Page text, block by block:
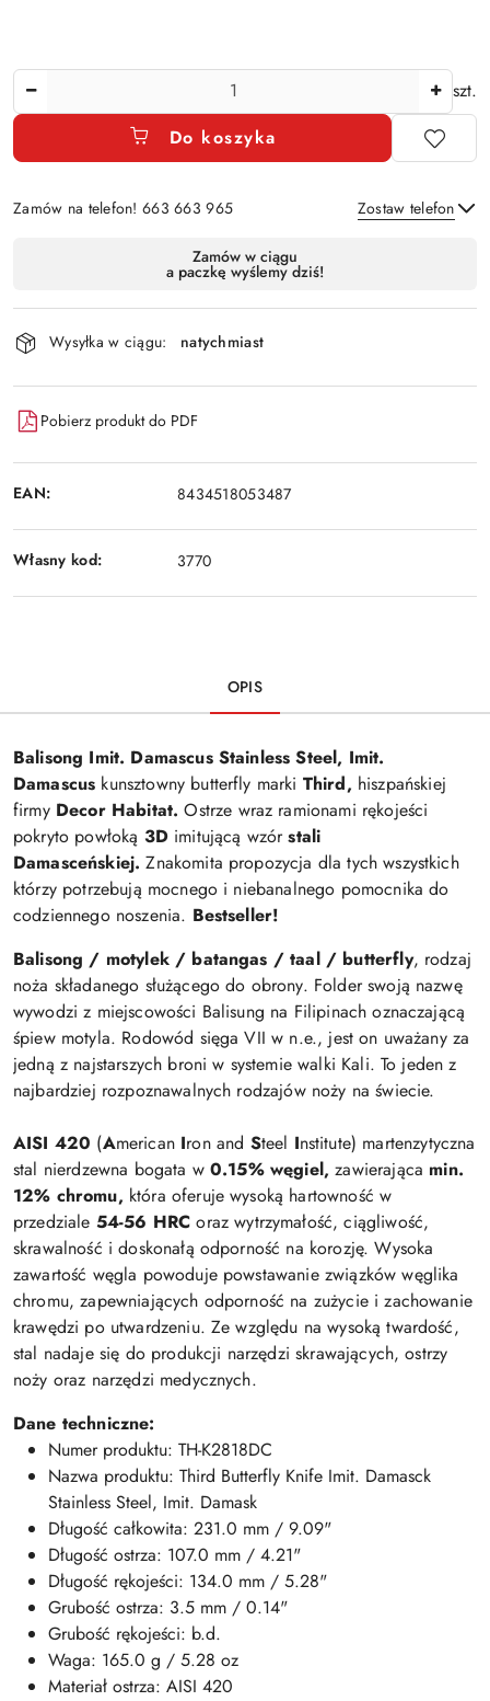
szt.
Do koszyka
Zamów na telefon! 663 663 965 Zostaw telefon
Wyślij
dostawa
Zamów w ciągu
a paczkę wyślemy dziś!
Wysyłka w ciągu: natychmiast
Pobierz produkt do PDF
EAN: 8434518053487
Własny kod: 3770
OPIS
Balisong Imit. Damascus Stainless Steel, Imit.
Damascus kunsztowny butterfly marki Third, hiszpańskiej
firmy Decor Habitat.Ostrze wraz ramionami rękojeści
pokryto powłoką 3Dimitującą wzórstali
Damasceńskiej.Znakomita propozycja dla tych wszystkich
którzy potrzebują mocnego i niebanalnego pomocnika do
codziennego noszenia. Bestseller!
Balisong / motylek / batangas / taal / butterfly, rodzaj
noża składanego służącego do obrony. Folder swoją nazwę
wywodzi z miejscowości Balisung na Filipinach oznaczającą
śpiew motyla. Rodowód sięga VII w n.e., jest on uważany za
jedną z najstarszych broni w systemie walki Kali. To jeden z
najbardziej rozpoznawalnych rodzajów noży na świecie.
AISI 420 (AmericanIron and Steel Institute) martenzytyczna
stal nierdzewna bogata w0.15% węgiel, zawierająca min.
12% chromu, która oferuje wysoką hartowność w
przedziale 54-56 HRC oraz wytrzymałość, ciągliwość,
skrawalność i doskonałą odporność na korozję. Wysoka
zawartość węgla powoduje powstawanie związków węglika
chromu, zapewniających odporność na zużycie i zachowanie
krawędzi po utwardzeniu. Ze względu na wysoką twardość,
stal nadaje się do produkcji narzędzi skrawających, ostrzy
noży oraz narzędzi medycznych.
Dane techniczne:
Numer produktu: TH-K2818DC
Nazwa produktu: Third Butterfly Knife Imit. Damasck
Stainless Steel, Imit. Damask
Długość całkowita: 231.0 mm / 9.09"
Długość ostrza: 107.0 mm / 4.21"
Długość rękojeści: 134.0 mm / 5.28"
Grubość ostrza: 3.5 mm / 0.14"
Grubość rękojeści: b.d.
Waga: 165.0 g / 5.28 oz
Materiał ostrza: AISI 420